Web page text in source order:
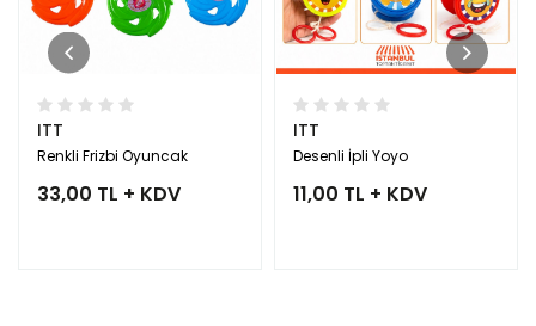
ITT
Renkli Frizbi Oyuncak
33,00 TL + KDV
ITT
Desenli İpli Yoyo
11,00 TL + KDV